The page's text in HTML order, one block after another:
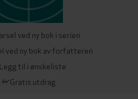
ved ny bok i serien
ved ny bok av forfatteren
Legg til i ønskeliste
Gratis utdrag